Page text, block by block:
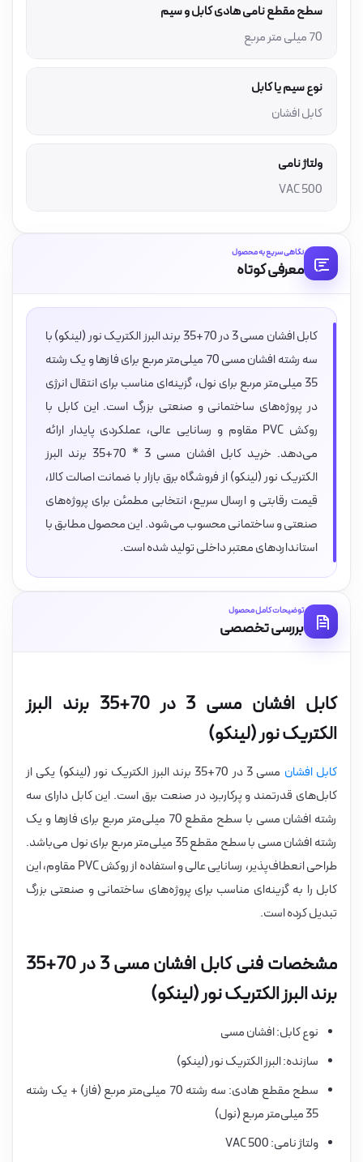
سطح مقطع نامی هادی کابل و سیم
70 میلی متر مربع
نوع سیم یا کابل
کابل افشان
ولتاژ نامی
500 VAC
نگاهی سریع به محصول
معرفی کوتاه
کابل افشان مسی 3 در 70+35 برند البرز الکتریک نور (لینکو) با
سه رشته افشان مسی 70 میلی‌متر مربع برای فازها و یک رشته
35 میلی‌متر مربع برای نول، گزینه‌ای مناسب برای انتقال انرژی
در پروژه‌های ساختمانی و صنعتی بزرگ است. این کابل با
روکش PVC مقاوم و رسانایی عالی، عملکردی پایدار ارائه
می‌دهد. خرید کابل افشان مسی 3 * 70+35 برند البرز
الکتریک نور (لینکو) از فروشگاه برق بازار با ضمانت اصالت کالا،
قیمت رقابتی و ارسال سریع، انتخابی مطمئن برای پروژه‌های
صنعتی و ساختمانی محسوب می‌شود. این محصول مطابق با
استانداردهای معتبر داخلی تولید شده است.
توضیحات کامل محصول
بررسی تخصصی
کابل افشان مسی 3 در 70+35 برند البرز
الکتریک نور (لینکو)
کابل افشان
مسی 3 در 70+35 برند البرز الکتریک نور (لینکو) یکی از
کابل‌های قدرتمند و پرکاربرد در صنعت برق است. این کابل دارای سه
رشته افشان مسی با سطح مقطع 70 میلی‌متر مربع برای فازها و یک
رشته افشان مسی با سطح مقطع 35 میلی‌متر مربع برای نول می‌باشد.
طراحی انعطاف‌پذیر، رسانایی عالی و استفاده از روکش PVC مقاوم، این
کابل را به گزینه‌ای مناسب برای پروژه‌های ساختمانی و صنعتی بزرگ
تبدیل کرده است.
مشخصات فنی کابل افشان مسی 3 در 70+35
برند البرز الکتریک نور (لینکو)
نوع کابل: افشان مسی
سازنده: البرز الکتریک نور (لینکو)
سطح مقطع هادی: سه رشته 70 میلی‌متر مربع (فاز) + یک رشته
35 میلی‌متر مربع (نول)
ولتاژ نامی: 500 VAC